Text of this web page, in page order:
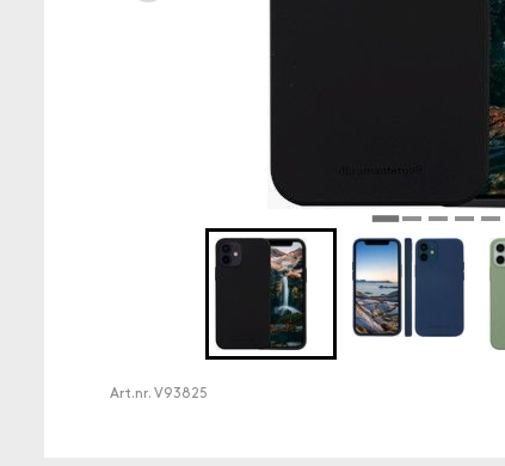
Art.nr. V93825